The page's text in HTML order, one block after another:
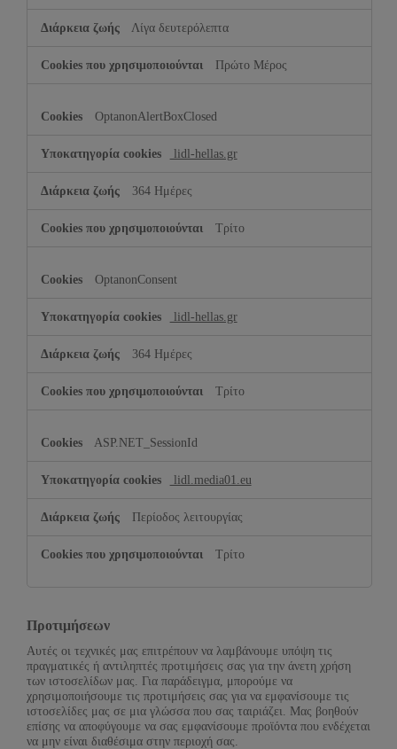
Λίγα δευτερόλεπτα
Πρώτο Μέρος
OptanonAlertBoxClosed
lidl-hellas.gr
364 Ημέρες
Τρίτο
OptanonConsent
lidl-hellas.gr
364 Ημέρες
Τρίτο
ASP.NET_SessionId
lidl.media01.eu
Περίοδος λειτουργίας
Τρίτο
Προτιμήσεων
Αυτές οι τεχνικές μας επιτρέπουν να λαμβάνουμε υπόψη τις
πραγματικές ή αντιληπτές προτιμήσεις σας για την άνετη χρήση
των ιστοσελίδων μας. Για παράδειγμα, μπορούμε να
χρησιμοποιήσουμε τις προτιμήσεις σας για να εμφανίσουμε τις
ιστοσελίδες μας σε μια γλώσσα που σας ταιριάζει. Μας βοηθούν
επίσης να αποφύγουμε να σας εμφανίσουμε προϊόντα που ενδέχεται
να μην είναι διαθέσιμα στην περιοχή σας.